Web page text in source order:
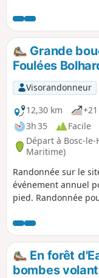
aujourd'hui géré par
d'Emmaüs.
Grande
Foulées
Visorandonneur
12,30 km
3h 35
Facile
Départ à Bosc-le-
Maritime)
Randonnée sur le
événement annuel
pied. Randonnée
donc en grande
désertes, et pour
déserts. Variante
En forêt
bombes